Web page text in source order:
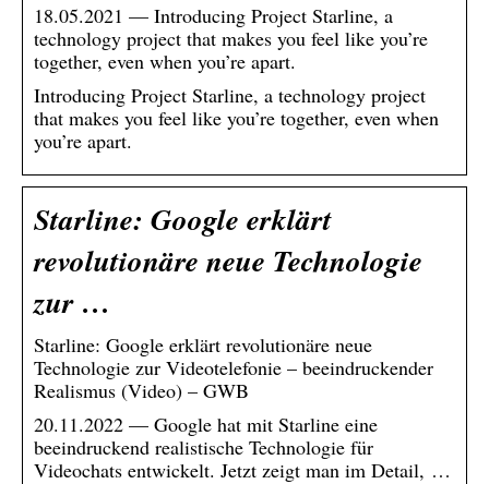
18.05.2021 — Introducing Project Starline, a
technology project that makes you feel like you’re
together, even when you’re apart.
Introducing Project Starline, a technology project
that makes you feel like you’re together, even when
you’re apart.
Starline: Google erklärt
revolutionäre neue Technologie
zur …
Starline: Google erklärt revolutionäre neue
Technologie zur Videotelefonie – beeindruckender
Realismus (Video) – GWB
20.11.2022 — Google hat mit Starline eine
beeindruckend realistische Technologie für
Videochats entwickelt. Jetzt zeigt man im Detail, …